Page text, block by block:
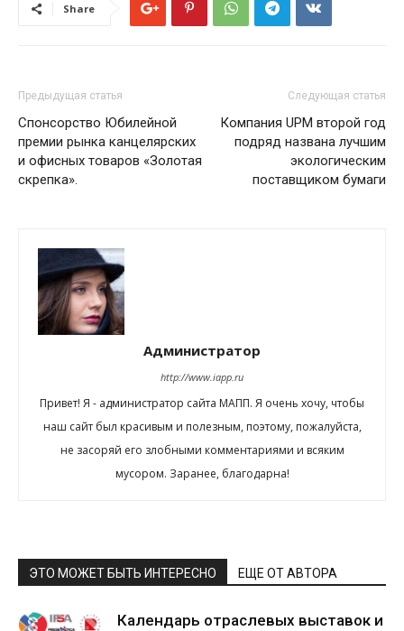
Share
Предыдущая статья
Спонсорство Юбилейной
премии рынка канцелярских
и офисных товаров «Золотая
скрепка».
Следующая статья
Компания UPM второй год
подряд названа лучшим
экологическим
поставщиком бумаги
Администратор
http://www.iapp.ru
Привет! Я - администратор сайта МАПП. Я очень хочу, чтобы
наш сайт был красивым и полезным, поэтому, пожалуйста,
не засоряй его злобными комментариями и всяким
мусором. Заранее, благодарна!
ЭТО МОЖЕТ БЫТЬ ИНТЕРЕСНО ЕЩЕ ОТ АВТОРА
Календарь отраслевых выставок и